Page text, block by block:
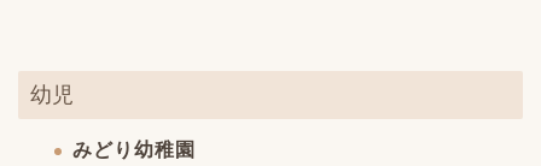
幼児
みどり幼稚園